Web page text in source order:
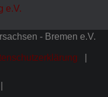
e.V.
- Bremen e.V.